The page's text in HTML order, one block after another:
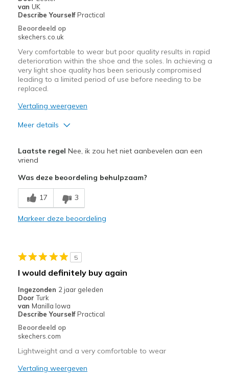
van UK
Describe Yourself Practical
Beoordeeld op
skechers.co.uk
Very comfortable to wear but poor quality results in rapid
deterioration within the shoe and the soles. In achieving a
very light shoe quality has been seriously compromised
leading to a limited period of use before needing to be
replaced.
Vertaling weergeven
Meer details
Comfortable
Minpunten
Poor Quality
Wear Out Quickly
Casual Wear
Width
Feels true to width
Sizing
Feels true to size
View On Shoes
Laatste regel Nee, ik zou het niet aanbevelen aan een
vriend
Was deze beoordeling behulpzaam?
17 3
Markeer deze beoordeling
5
I would definitely buy again
Ingezonden 2 jaar geleden
Door Turk
van Manilla Iowa
Describe Yourself Practical
Beoordeeld op
skechers.com
Lightweight and a very comfortable to wear
Vertaling weergeven